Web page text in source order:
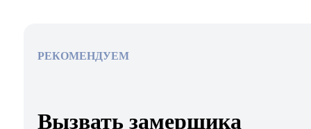
РЕКОМЕНДУЕМ
Вызвать замерщика